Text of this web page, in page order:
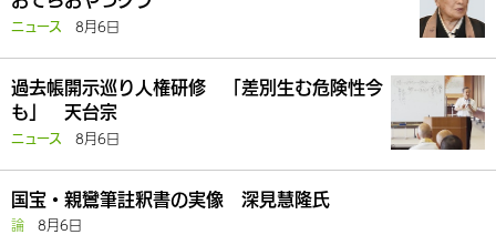
ニュース 8月6日
過去帳開示巡り人権研修 「差別生む危険性今
も」 天台宗
ニュース 8月6日
国宝・親鸞筆註釈書の実像 深見慧隆氏
論 8月6日